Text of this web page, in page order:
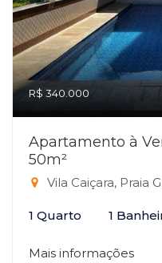
R$ 340.000
Apartamento à
50m²
Vila Caiçara, Praia
1 Quarto 1
Mais informações